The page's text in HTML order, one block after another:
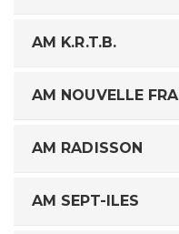
AM K.R.T.B.
AM NOUVELLE
AM RADISSON
AM SEPT-ILES